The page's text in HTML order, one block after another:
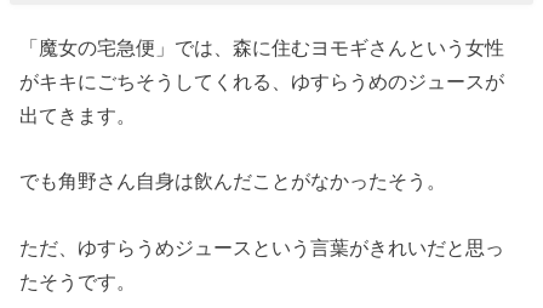
「魔女の宅急便」では、森に住むヨモギさんという女性
がキキにごちそうしてくれる、ゆすらうめのジュースが
出てきます。
でも角野さん自身は飲んだことがなかったそう。
ただ、ゆすらうめジュースという言葉がきれいだと思っ
たそうです。